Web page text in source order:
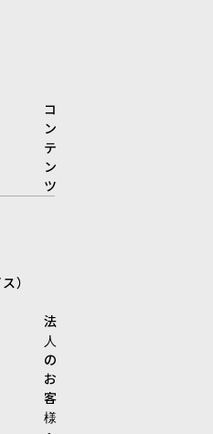
コ
ン
テ
ン
ツ
）
法
人
の
お
客
様